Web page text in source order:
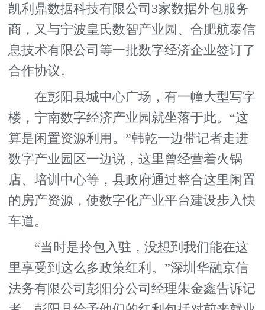
凯利鼎数据科技有限公司3家数据外包服务
商，又与宁波皇氏数智产业园、合肥航泰信
息技术有限公司等一批数字经济企业签订了
合作协议。
在彭阳县城中心广场，有一幢大型写字
楼，宁南数字经济产业园就坐落于此。“这
算是闲置资源利用。”韩乾一边带记者走进
数字产业园区一边说，这里曾经营着火锅
店、培训中心等，县政府通过整合这里闲置
的房产资源，使数字化产业平台建设步入快
车道。
“当时是拎包入驻，没想到我们能在这
里享受到这么多政策红利。”深圳华融京信
法务有限公司彭阳分公司经理朱金鑫告诉记